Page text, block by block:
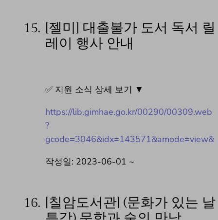
15. [젤미] 대출불가 도서 독서 릴
레이 행사 안내
✅ 지원 소식 상세 보기 ▼
https://lib.gimhae.go.kr/00290/00309.web
?
gcode=3046&idx=143571&amode=view&
작성일: 2023-06-01 ~
16.
[칠암도서관] (문화가 있는 날